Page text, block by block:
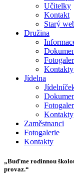
Učitelky
Kontakt
Starý
Družina
Kontakty
Jídelna
Kontakty
Zaměstnanci
Fotogalerie
Kontakty
„Buďme rodinnou
provaz.“